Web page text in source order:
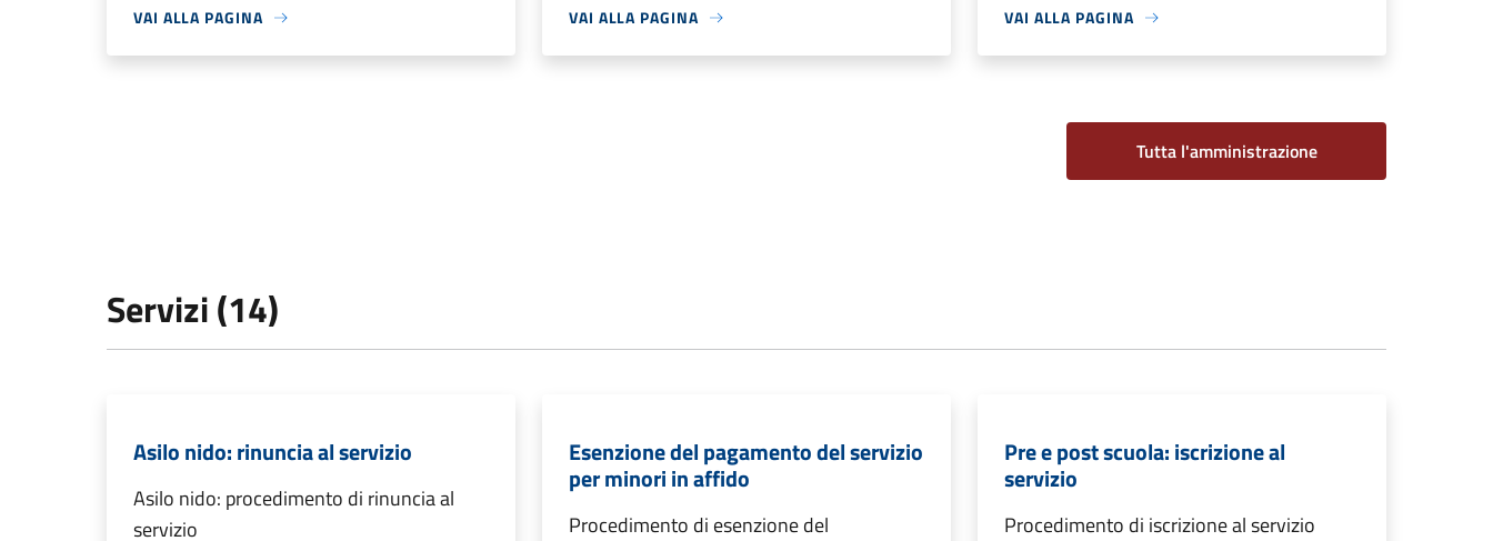
VAI ALLA PAGINA VAI ALLA PAGINA VAI ALLA PAGINA
Tutta l'amministrazione
Servizi (14)
Asilo nido: rinuncia al servizio
Asilo nido: procedimento di rinuncia al
servizio
Esenzione del pagamento del servizio
per minori in affido
Procedimento di esenzione del
Pre e post scuola: iscrizione al
servizio
Procedimento di iscrizione al servizio